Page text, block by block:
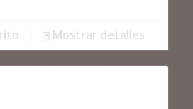
Mostrar detalles